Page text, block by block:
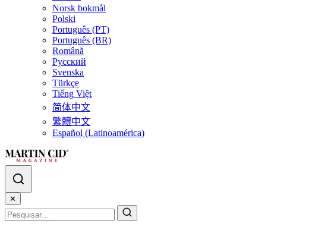
Norsk bokmål
Polski
Português (PT)
Português (BR)
Română
Русский
Svenska
Türkçe
Tiếng Việt
简体中文
繁體中文
Español (Latinoamérica)
✕